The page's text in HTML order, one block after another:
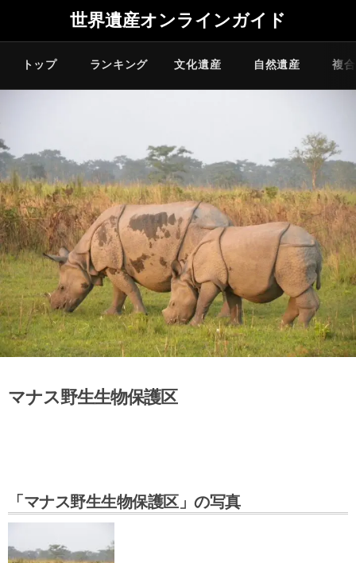
世界遺産オンラインガイド
トップ ランキング 文化遺産 自然遺産 複
マナス野生生物保護区
「マナス野生生物保護区」の写真